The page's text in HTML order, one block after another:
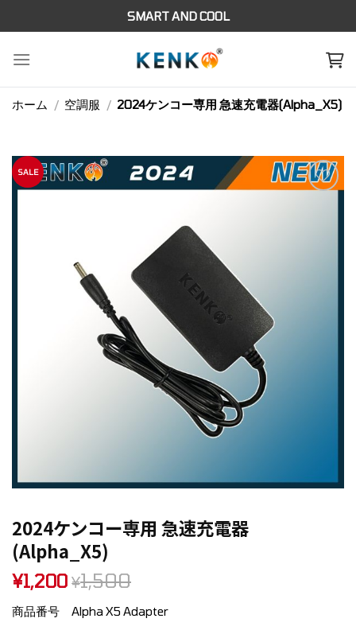
to
SMART AND COOL
ホーム / 空調服 / 2024ケンコー専用 急速充電器(Alpha_X5)
SALE
2024ケンコー専用 急速充電器
(Alpha_X5)
¥1,200 ¥1,500
商品番号 Alpha X5 Adapter